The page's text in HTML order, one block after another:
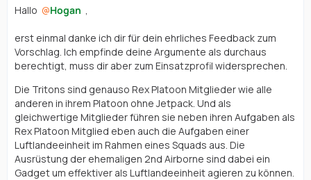
Hallo Hogan
erst einmal danke ich dir für dein ehrliches Feedback zum
Vorschlag. Ich empfinde deine Argumente als durchaus
berechtigt, muss dir aber zum Einsatzprofil widersprechen.
Die Tritons sind genauso Rex Platoon Mitglieder wie alle
anderen in ihrem Platoon ohne Jetpack. Und als
gleichwertige Mitglieder führen sie neben ihren Aufgaben als
Rex Platoon Mitglied eben auch die Aufgaben einer
Luftlandeeinheit im Rahmen eines Squads aus. Die
Ausrüstung der ehemaligen 2nd Airborne sind dabei ein
Gadget um effektiver als Luftlandeeinheit agieren zu können.